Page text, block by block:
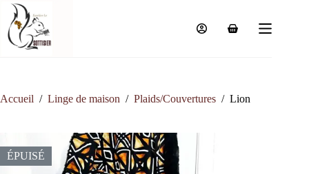
Passer
contenu
Panier
Accueil / Linge de maison / Plaids/Couvertures / Lion
ÉPUISÉ